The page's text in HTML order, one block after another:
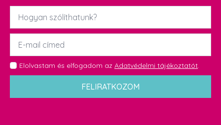
Név
Email
GDPR
*
Elolvastam és elfogadom az Adatvédelmi tájékoztatót.
FELIRATKOZOM